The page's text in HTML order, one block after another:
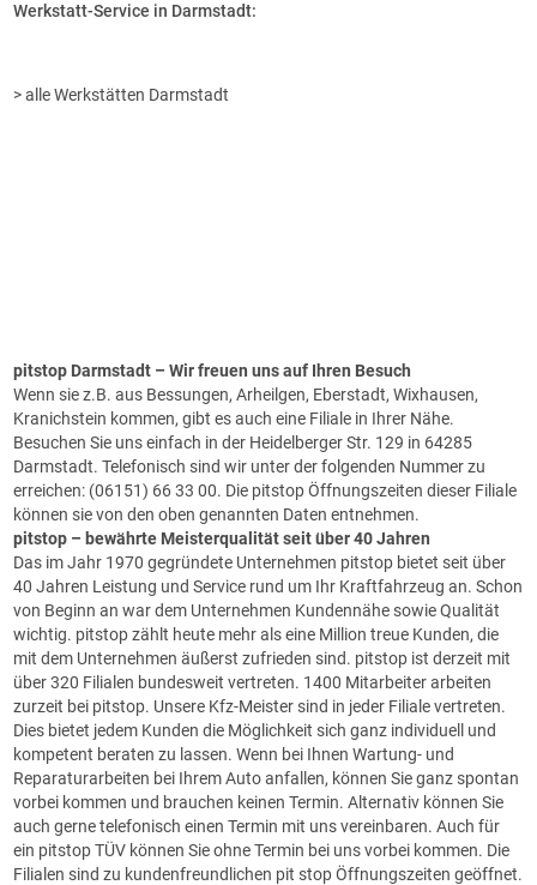
Werkstatt-Service in Darmstadt:
> alle Werkstätten Darmstadt
pitstop Darmstadt – Wir freuen uns auf Ihren Besuch
Wenn sie z.B. aus Bessungen, Arheilgen, Eberstadt, Wixhausen,
Kranichstein kommen, gibt es auch eine Filiale in Ihrer Nähe.
Besuchen Sie uns einfach in der Heidelberger Str. 129 in 64285
Darmstadt. Telefonisch sind wir unter der folgenden Nummer zu
erreichen: (06151) 66 33 00. Die pitstop Öffnungszeiten dieser Filiale
können sie von den oben genannten Daten entnehmen.
pitstop – bewährte Meisterqualität seit über 40 Jahren
Das im Jahr 1970 gegründete Unternehmen pitstop bietet seit über
40 Jahren Leistung undService rund um Ihr Kraftfahrzeug an. Schon
von Beginn an war dem Unternehmen Kundennähe sowie Qualität
wichtig. pitstop zählt heute mehr als eine Million treue Kunden, die
mit dem Unternehmen äußerst zufrieden sind. pitstop ist derzeit mit
über 320 Filialen bundesweit vertreten. 1400 Mitarbeiter arbeiten
zurzeit bei pitstop. Unsere Kfz-Meister sind in jeder Filiale vertreten.
Dies bietet jedem Kunden die Möglichkeit sich ganz individuell und
kompetent beraten zu lassen. Wenn bei Ihnen Wartung- und
Reparaturarbeiten bei Ihrem Auto anfallen, können Sie ganz spontan
vorbei kommen und brauchen keinen Termin. Alternativ können Sie
auch gerne telefonisch einen Termin mit uns vereinbaren. Auch für
ein pitstop TÜV können Sie ohne Termin bei uns vorbei kommen. Die
Filialen sind zu kundenfreundlichen pit stop Öffnungszeiten geöffnet.